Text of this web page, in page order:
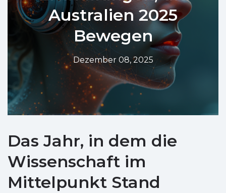
Australien 2025
Bewegen
Dezember 08, 2025
Das Jahr, in dem die
Wissenschaft im
Mittelpunkt Stand